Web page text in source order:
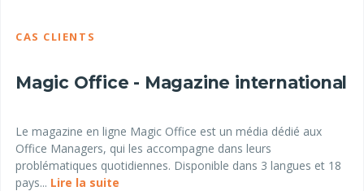
CAS CLIENTS
Magic Office - Magazine international
Le magazine en ligne Magic Office est un média dédié aux
Office Managers, qui les accompagne dans leurs
problématiques quotidiennes. Disponible dans 3 langues et 18
pays... Lire la suite